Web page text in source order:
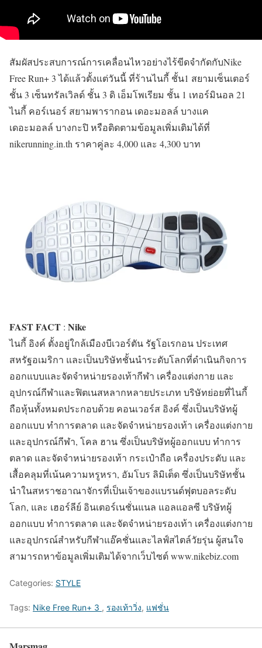
สัมผัสประสบการณ์การเคลื่อนไหวอย่างไร้ขีดจำกัดกับNike
Free Run+ 3 ได้แล้วตั้งแต่วันนี้ ที่ร้านไนกี้ ชั้น1 สยามเซ็นเตอร์
ชั้น 3 เซ็นทรัลเวิลด์ ชั้น 3 ดิ เอ็มโพเรียม ชั้น 1 เทอร์มินอล 21
ไนกี้ คอร์เนอร์ สยามพารากอน เดอะมอลล์ บางแค
เดอะมอลล์ บางกะปิ หรือติดตามข้อมูลเพิ่มเติมได้ที่
nikerunning.in.th ราคาคู่ละ 4,000 และ 4,300 บาท
FAST FACT : Nike
ไนกี้ อิงค์ ตั้งอยู่ใกล้เมืองบีเวอร์ตัน รัฐโอเรกอน ประเทศ
สหรัฐอเมริกา และเป็นบริษัทชั้นนำระดับโลกที่ดำเนินกิจการ
ออกแบบและจัดจำหน่ายรองเท้ากีฬา เครื่องแต่งกาย และ
อุปกรณ์กีฬาและฟิตเนสหลากหลายประเภท บริษัทย่อยที่ไนกี้
ถือหุ้นทั้งหมดประกอบด้วย คอนเวอร์ส อิงค์ ซึ่งเป็นบริษัทผู้
ออกแบบ ทำการตลาด และจัดจำหน่ายรองเท้า เครื่องแต่งกาย
และอุปกรณ์กีฬา, โคล ฮาน ซึ่งเป็นบริษัทผู้ออกแบบ ทำการ
ตลาด และจัดจำหน่ายรองเท้า กระเป๋าถือ เครื่องประดับ และ
เสื้อคลุมที่เน้นความหรูหรา, อัมโบร ลิมิเต็ด ซึ่งเป็นบริษัทชั้น
นำในสหราชอาณาจักรที่เป็นเจ้าของแบรนด์ฟุตบอลระดับ
โลก, และ เฮอร์ลีย์ อินเตอร์เนชั่นแนล แอลแอลซี บริษัทผู้
ออกแบบ ทำการตลาด และจัดจำหน่ายรองเท้า เครื่องแต่งกาย
และอุปกรณ์สำหรับกีฬาแอ๊คชั่นและไลฟ์สไตล์วัยรุ่น ผู้สนใจ
สามารถหาข้อมูลเพิ่มเติมได้จากเว็บไซต์ www.nikebiz.com
Categories: STYLE
Tags: Nike Free Run+ 3 , รองเท้าวิ่ง, แฟชั่น